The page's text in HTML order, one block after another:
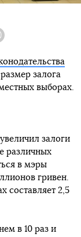
Viber
залога
выборах.
залоги
различных
в мэры
гривен.
составляет 2,5
в 10 раз и